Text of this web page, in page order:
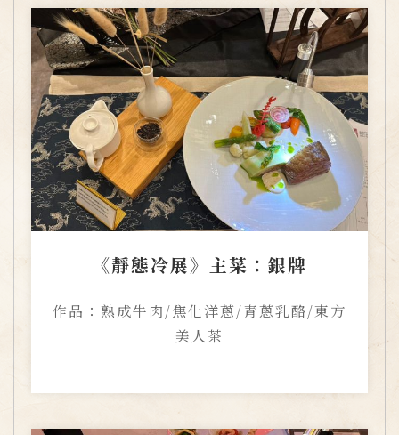
《靜態冷展》主菜：銀牌
作品：熟成牛肉/焦化洋蔥/青蔥乳酪/東方
美人茶